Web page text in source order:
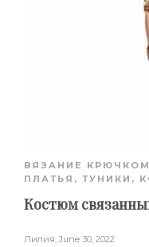
ВЯЗАНИЕ КРЮЧКОМ
ПЛАТЬЯ, ТУНИКИ,
Костюм
Лилия, June 30, 2022